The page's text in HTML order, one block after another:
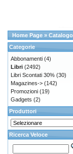
Home Page » Catalogo
Categorie
Abbonamenti (4)
Libri (2492)
Libri Scontati 30% (30)
Magazines-> (142)
Promozioni (19)
Gadgets (2)
Produttori
Ricerca Veloce